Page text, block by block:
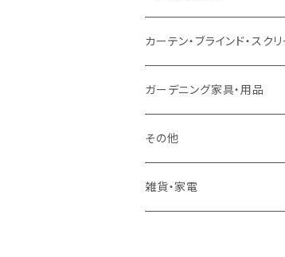
クッション・座椅子
ダブルサイズ以上（マットレ
ロフトベッド
二段ベッド
マットレス
デスク
ダイニングベンチ・スツール
レンジ台・カウンター
ラック
TVボード
キャビネット・飾り棚
ラグ
カーペット
カーテン・ブラインド・スク
ガーデニング家具・用品
その他
雑貨・家電